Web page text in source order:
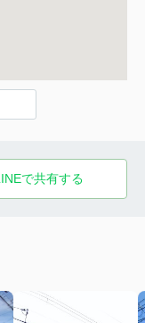
で共有する